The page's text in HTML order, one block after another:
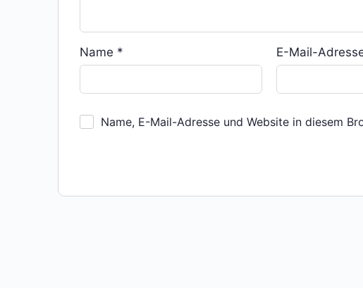
Name * E-Mail-
Name, E-Mail-Adresse und Website in diesem